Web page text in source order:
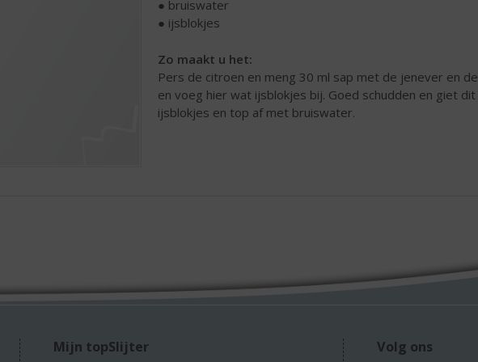
● bruiswater
● ijsblokjes
Zo maakt u het:
Pers de citroen en meng 30 ml sap met de jenever en
en voeg hier wat ijsblokjes bij. Goed schudden en giet
ijsblokjes en top af met bruiswater.
Mijn topSlijter Volg ons